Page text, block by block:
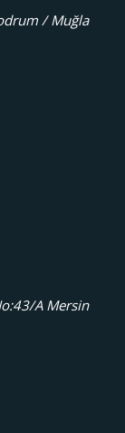
/ Muğla
A Mersin